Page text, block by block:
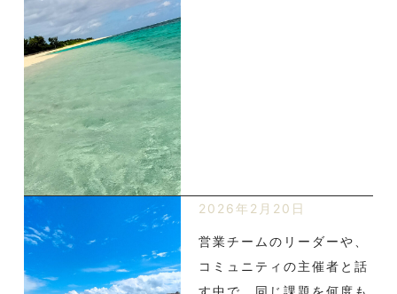
2026年2月20日
営業チームのリーダーや、
コミュニティの主催者と話
す中で、同じ課題を何度も